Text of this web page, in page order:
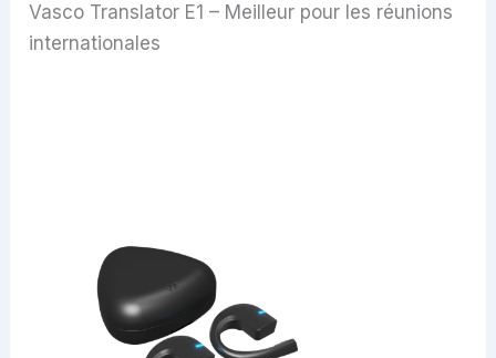
Vasco Translator E1 – Meilleur pour les réunions
internationales